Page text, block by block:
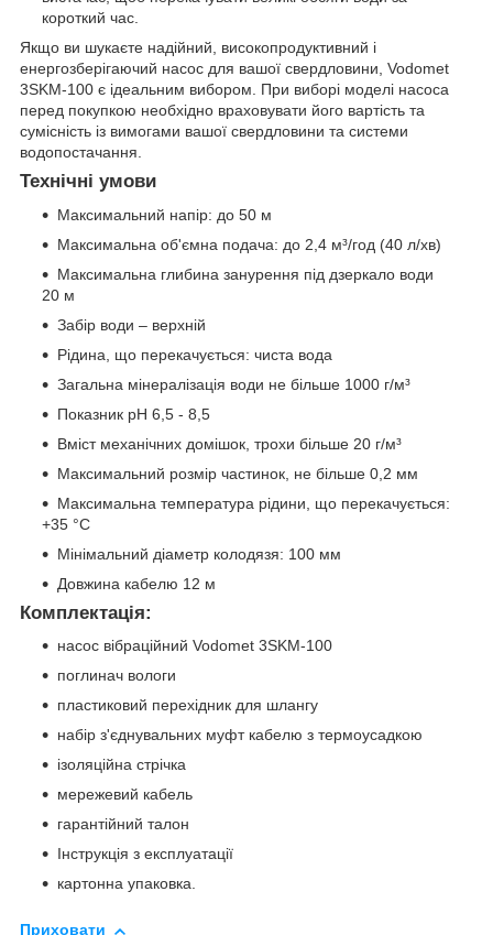
короткий час.
Якщо ви шукаєте надійний, високопродуктивний і
енергозберігаючий насос для вашої свердловини, Vodomet
3SKM-100 є ідеальним вибором. При виборі моделі насоса
перед покупкою необхідно враховувати його вартість та
сумісність із вимогами вашої свердловини та системи
водопостачання.
Технічні умови
Максимальний напір: до 50 м
Максимальна об'ємна подача: до 2,4 м³/год (40 л/хв)
Максимальна глибина занурення під дзеркало води
20 м
Забір води – верхній
Рідина, що перекачується: чиста вода
Загальна мінералізація води не більше 1000 г/м³
Показник рН 6,5 - 8,5
Вміст механічних домішок, трохи більше 20 г/м³
Максимальний розмір частинок, не більше 0,2 мм
Максимальна температура рідини, що перекачується:
+35 °С
Мінімальний діаметр колодязя: 100 мм
Довжина кабелю 12 м
Комплектація:
насос вібраційний Vodomet 3SKM-100
поглинач вологи
пластиковий перехідник для шлангу
набір з'єднувальних муфт кабелю з термоусадкою
ізоляційна стрічка
мережевий кабель
гарантійний талон
Інструкція з експлуатації
картонна упаковка.
Приховати